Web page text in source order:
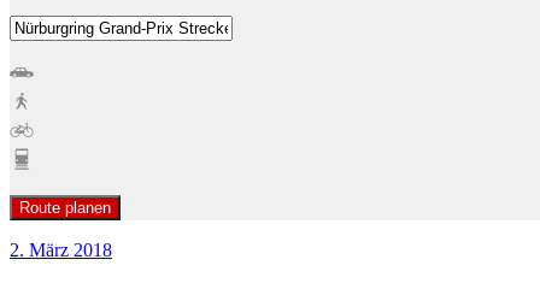
Route planen
2. März 2018